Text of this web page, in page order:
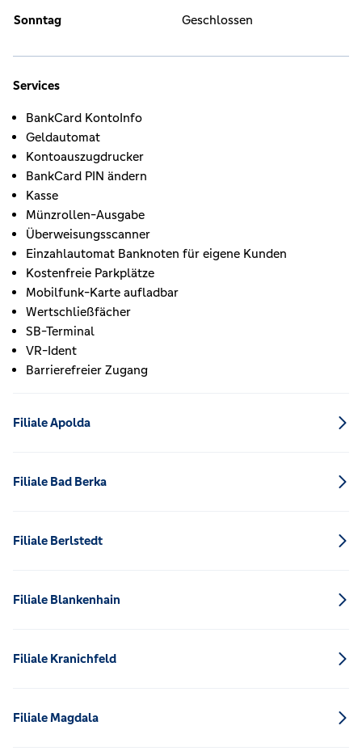
Sonntag Geschlossen
Services
BankCard KontoInfo
Geldautomat
Kontoauszugdrucker
BankCard PIN ändern
Kasse
Münzrollen-Ausgabe
Überweisungsscanner
Einzahlautomat Banknoten für eigene Kunden
Kostenfreie Parkplätze
Mobilfunk-Karte aufladbar
Wertschließfächer
SB-Terminal
VR-Ident
Barrierefreier Zugang
Filiale Apolda
Filiale Bad Berka
Filiale Berlstedt
Filiale Blankenhain
Filiale Kranichfeld
Filiale Magdala